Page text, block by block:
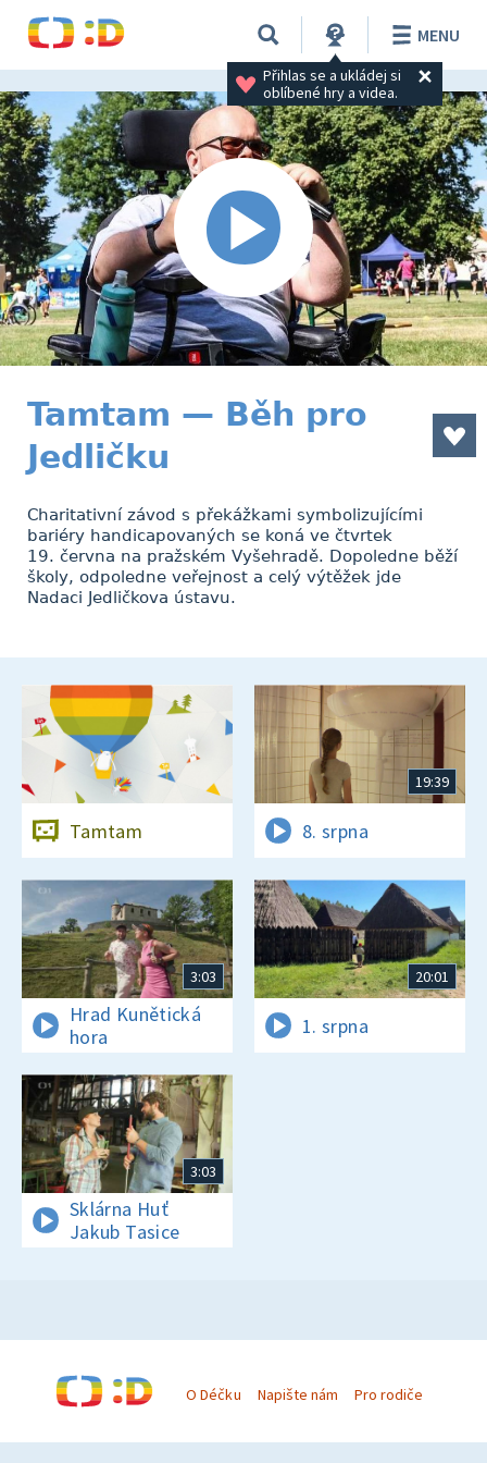
Přihlas se a ukládej si
oblíbené hry a videa.
MENU
Tamtam — Běh pro
Jedličku
Charitativní závod s překážkami symbolizujícími
bariéry handicapovaných se koná ve čtvrtek
19. června na pražském Vyšehradě. Dopoledne běží
školy, odpoledne veřejnost a celý výtěžek jde
Nadaci Jedličkova ústavu.
Tamtam
19:39
8. srpna
3:03
Hrad Kunětická
hora
20:01
1. srpna
3:03
Sklárna Huť
Jakub Tasice
O Déčku Napište nám Pro rodiče